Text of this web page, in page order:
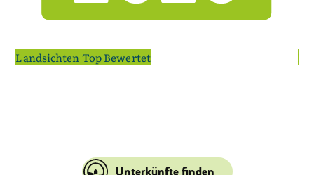
Landsichten Top Bewertet
Unterkünfte finden